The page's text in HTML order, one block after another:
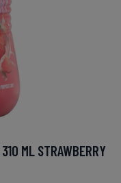
ML STRAWBERRY